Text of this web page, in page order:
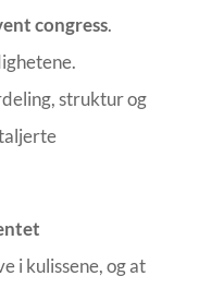
congress.
struktur og
i kulissene, og at